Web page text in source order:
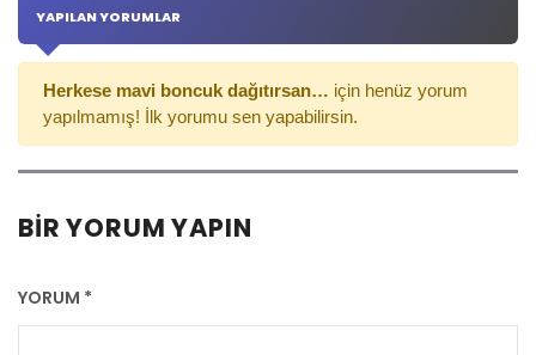
YAPILAN YORUMLAR
Herkese mavi boncuk dağıtırsan… için henüz yorum
yapılmamış! İlk yorumu sen yapabilirsin.
BIR YORUM YAPIN
YORUM *